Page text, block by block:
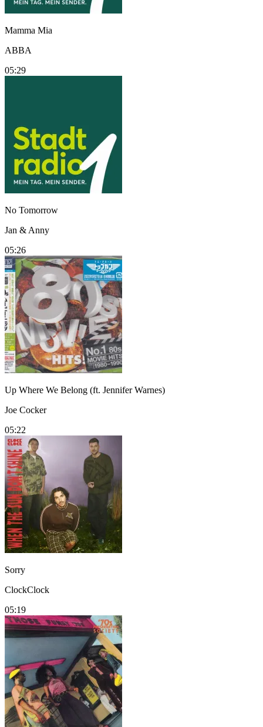
Mamma Mia
ABBA
05:29
No Tomorrow
Jan & Anny
05:26
Up Where We Belong (ft. Jennifer Warnes)
Joe Cocker
05:22
Sorry
ClockClock
05:19